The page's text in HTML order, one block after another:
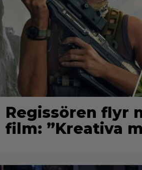
Regissören flyr
film: ”Kreativa